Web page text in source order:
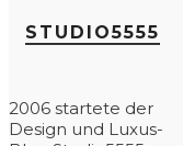
STUDIO5555
2006 startete der
Design und Luxus-